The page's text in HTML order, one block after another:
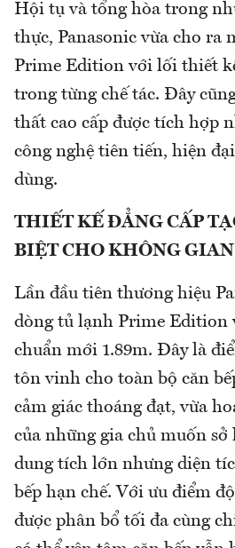
Hội tụ và tổng hòa trong
thực, Panasonic vừa cho ra
Prime Edition với lối thiết
trong từng chế tác. Đây
thất cao cấp được tích hợp
công nghệ tiên tiến, hiện
dùng.
THIẾT KẾ ĐẲNG CẤP
BIỆT CHO KHÔNG
Lần đầu tiên thương hiệu
dòng tủ lạnh Prime Edition
chuẩn mới 1.89m. Đây là
tôn vinh cho toàn bộ căn
cảm giác thoáng đạt, vừa
của những gia chủ muốn
dung tích lớn nhưng diện
bếp hạn chế. Với ưu điểm
được phân bổ tối đa cùng